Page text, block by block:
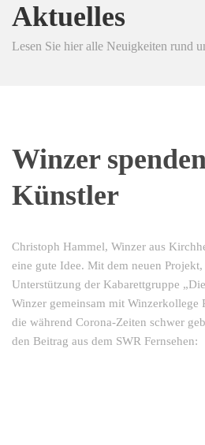
Aktuelles
Lesen Sie hier alle Neuigkeiten rund
Winzer
Künstler
Christoph Hammel, Winzer aus
eine gute Idee. Mit dem neuen
Unterstützung der Kabarettgruppe
Winzer gemeinsam mit Winzerkollege
die während Corona-Zeiten schwer
den Beitrag aus dem SWR Fernsehen: